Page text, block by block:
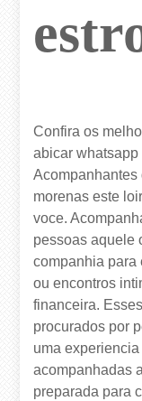
Confira os
abicar
Acompanhantes
morenas este
voce.
pessoas aquele
companhia para
ou encontros
financeira.
procurados por
uma
acompanhadas
preparada para